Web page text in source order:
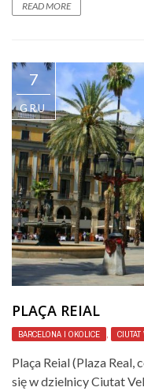
READ MORE
7
GRU
PLAÇA REIAL
BARCELONA I OKOLICE , CIUTAT
Plaça Reial (Plaza
się w dzielnicy Ciutat